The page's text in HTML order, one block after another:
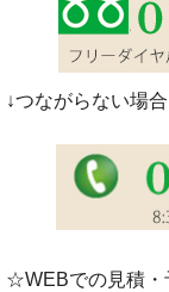
↓つながらない場
☆WEBでの見積・